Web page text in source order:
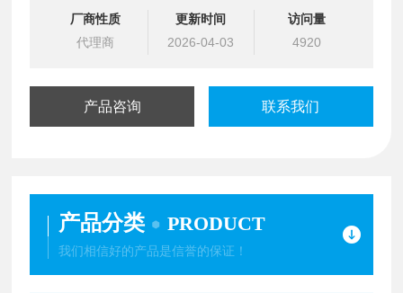
厂商性质
代理商
更新时间
2026-04-03
访问量
4920
产品咨询 联系我们
产品分类 PRODUCT
我们相信好的产品是信誉的保证！